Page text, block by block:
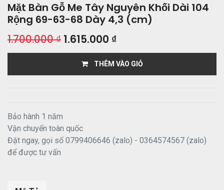
Mặt Bàn Gỗ Me Tây Nguyên Khối Dài 104
Rộng 69-63-68 Dày 4,3 (cm)
1.700.000₫ 1.615.000 ₫
THÊM VÀO GIỎ
Bảo hành 1 năm
Vận chuyển toàn quốc
Đặt ngay, gọi số 0799406646 (zalo) - 0364574567 (zalo)
để được tư vấn